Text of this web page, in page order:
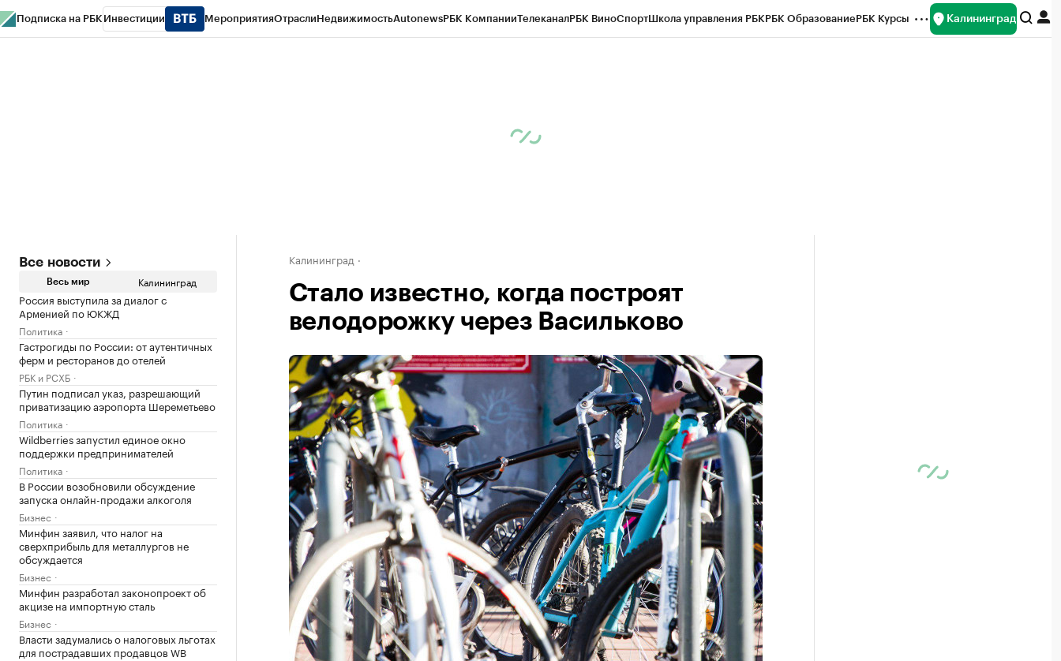
Подписка на РБК Инвестиции МероприятияОтраслиНедвижимостьAutonewsРБК КомпанииТелеканалРБК ВиноСпортШкола управления РБКРБК ОбразованиеРБК Курсы Калининград
Все новости
Весь мир Калининград
Россия выступила за диалог с
Арменией по ЮКЖД
Политика
Гастрогиды по России: от аутентичных
ферм и ресторанов до отелей
РБК и РСХБ
Путин подписал указ, разрешающий
приватизацию аэропорта Шереметьево
Политика
Wildberries запустил единое окно
поддержки предпринимателей
Политика
В России возобновили обсуждение
запуска онлайн-продажи алкоголя
Бизнес
Минфин заявил, что налог на
сверхприбыль для металлургов не
обсуждается
Бизнес
Минфин разработал законопроект об
акцизе на импортную сталь
Бизнес
Власти задумались о налоговых льготах
для пострадавших продавцов WB
Калининград
Стало известно, когда построят
велодорожку через Васильково